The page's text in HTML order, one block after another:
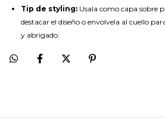
Tip de styling: Usala como capa sobre
destacar el diseño o envolvela al cuello
y abrigado.